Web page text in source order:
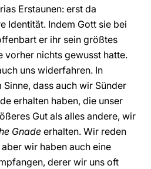
Erstaunen: erst da
Identität. Indem Gott sie bei
er ihr sein größtes
vorher nichts gewusst hatte.
uns widerfahren. In
Sinne, dass auch wir Sünder
erhalten haben, die unser
Gut als alles andere, wir
Gnadeerhalten. Wir reden
wir haben auch eine
derer wir uns oft